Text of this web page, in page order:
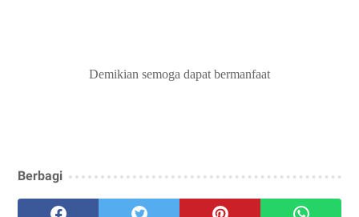
Demikian semoga dapat bermanfaat
Berbagi